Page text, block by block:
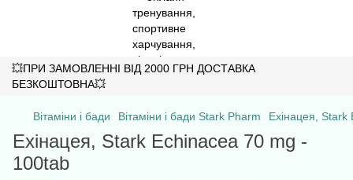
💥ПРИ ЗАМОВЛЕННІ ВІД 2000 ГРН ДОСТАВКА
БЕЗКОШТОВНА💥
Вітаміни і бади Вітаміни і бади Stark Pharm Ехінацея,
Ехінацея, Stark Echinacea 70 mg -
100tab